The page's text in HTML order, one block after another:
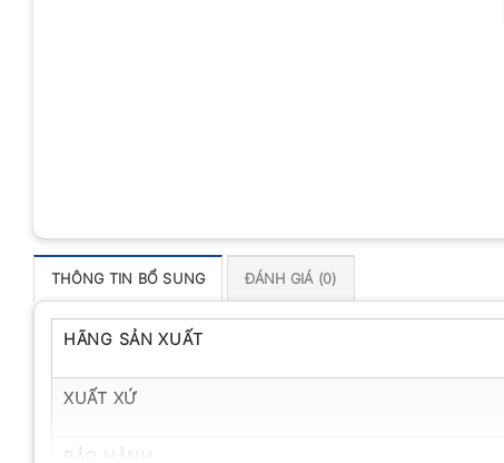
THÔNG TIN BỔ SUNG ĐÁNH GIÁ (0)
HÃNG SẢN XUẤT
XUẤT XỨ